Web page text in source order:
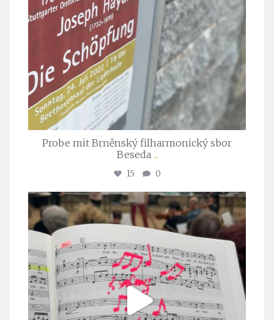
Probe mit Brněnský filharmonický sbor
Beseda ...
15 0
stuttgarter_oratorienchor
Juli 23